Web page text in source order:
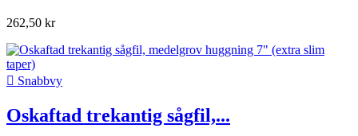
262,50 kr
 Snabbvy
Oskaftad trekantig sågfil,...